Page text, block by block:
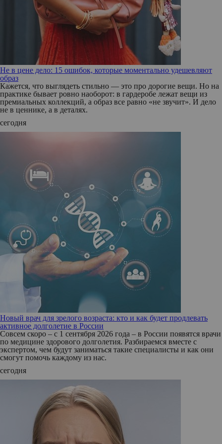
Не в цене дело: 15 ошибок, которые моментально удешевляют
образ
Кажется, что выглядеть стильно — это про дорогие вещи. Но на
практике бывает ровно наоборот: в гардеробе лежат вещи из
премиальных коллекций, а образ все равно «не звучит». И дело
не в ценнике, а в деталях.
сегодня
Новый врач для зрелого возраста: кто и как будет продлевать
активное долголетие в России
Совсем скоро – с 1 сентября 2026 года – в России появятся врачи
по медицине здорового долголетия. Разбираемся вместе с
экспертом, чем будут заниматься такие специалисты и как они
смогут помочь каждому из нас.
сегодня